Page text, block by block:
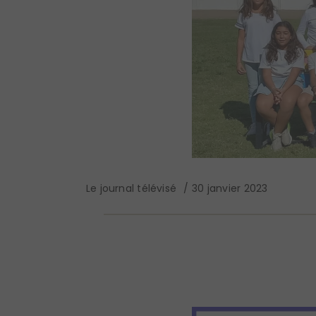
Le journal télévisé 30 janvier 2023